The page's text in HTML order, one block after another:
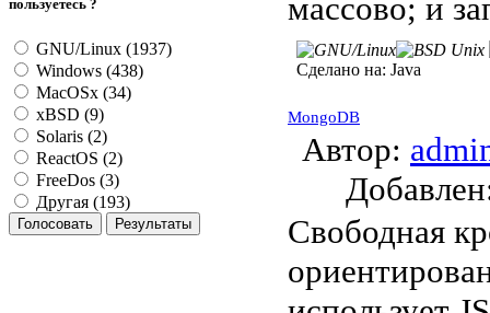
пользуетесь ?
GNU/Linux (1937)
Windows (438)
MacOSx (34)
xBSD (9)
Solaris (2)
ReactOS (2)
FreeDos (3)
Другая (193)
массово; и
Сделано на: Java
MongoDB
Автор:
Свободная